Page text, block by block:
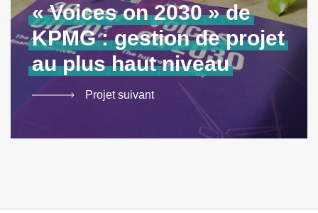
« Voices on 2030 » de
KPMG : gestion de projet
au plus haut niveau
Projet suivant